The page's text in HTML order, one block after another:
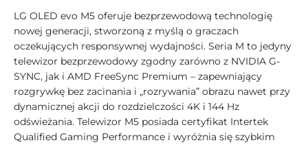
LG OLED evo M5 oferuje bezprzewodową technologię
nowej generacji, stworzoną z myślą o graczach
oczekujących responsywnej wydajności. Seria M to jedyny
telewizor bezprzewodowy zgodny zarówno z NVIDIA G-
SYNC, jak i AMD FreeSync Premium – zapewniający
rozgrywkę bez zacinania i „rozrywania” obrazu nawet przy
dynamicznej akcji do rozdzielczości 4K i 144 Hz
odświeżania. Telewizor M5 posiada certyfikat Intertek
Qualified Gaming Performance i wyróżnia się szybkim